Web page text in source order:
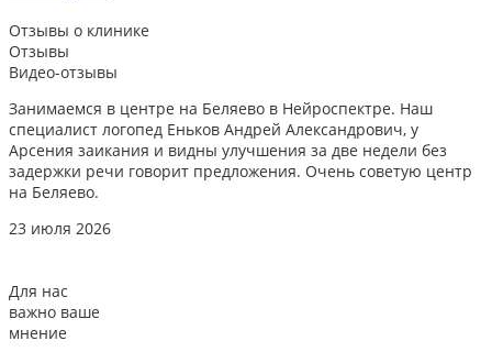
Отзывы о клинике
Отзывы
Видео-отзывы
Занимаемся в центре на Беляево в Нейроспектре. Наш
специалист логопед Еньков Андрей Александрович, у
Арсения заикания и видны улучшения за две недели без
задержки речи говорит предложения. Очень советую центр
на Беляево.
23 июля 2026
Для нас
важно ваше
мнение